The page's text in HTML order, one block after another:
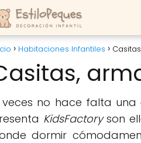
Habitaciones Infantiles
veces no hace falta una
KidsFactoryson
dormir